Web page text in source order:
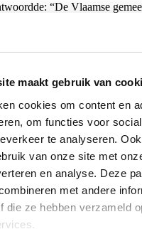
maakt gebruik van
cookies om content en
om functies voor
te analyseren.
van onze site met
en analyse. Deze
met andere
die ze hebben verzameld
“De Vlaamse
de Koggen die in 2000 en
agentschap Onroerend
van het vaartuig. Ik kijk
tussen de Vlaamse overheid
inbreng. De
koggen wordt met interesse
beslissing over de
tentoongesteld, enkele
voor dat er sprake kan zijn
museale context, staan
op het programma. Het is nog